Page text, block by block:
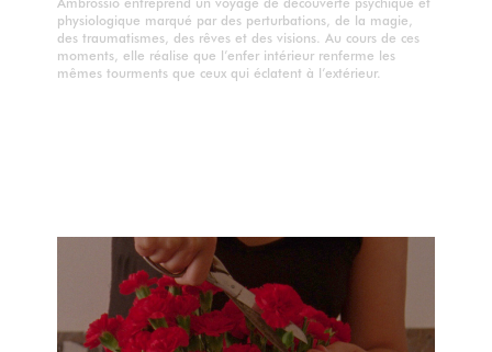
physiologique marqué par des perturbations, de la magie,
des traumatismes, des rêves et des visions. Au cours de ces
moments, elle réalise que l’enfer intérieur renferme les
mêmes tourments que ceux qui éclatent à l’extérieur.